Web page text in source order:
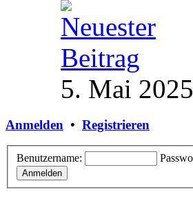
5. Mai
Anmelden • Registrieren
Benutzername: